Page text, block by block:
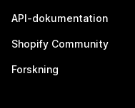
API-dokumentation
Shopify Community
Forskning